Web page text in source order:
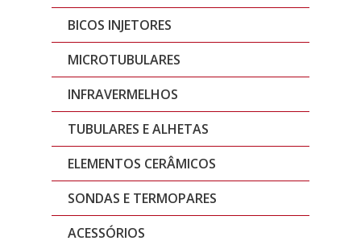
BICOS INJETORES
MICROTUBULARES
INFRAVERMELHOS
TUBULARES E ALHETAS
ELEMENTOS CERÂMICOS
SONDAS E TERMOPARES
ACESSÓRIOS